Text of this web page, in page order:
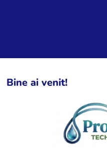
Bine ai venit!